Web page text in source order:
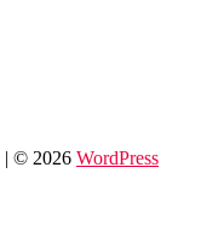
| © 2026 WordPress